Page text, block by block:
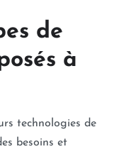
de
à
technologies de
besoins et